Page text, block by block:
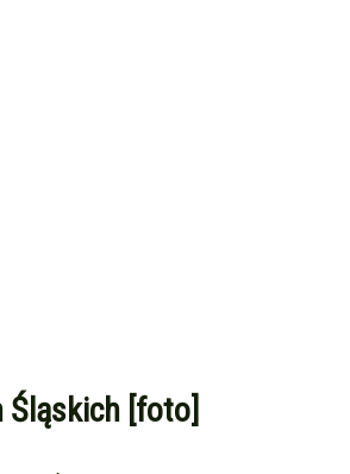
Śląskich [foto]